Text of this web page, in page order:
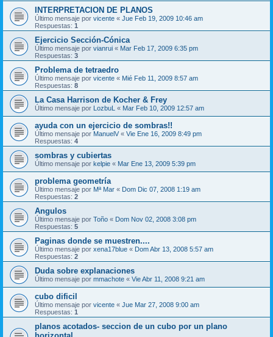
INTERPRETACION DE PLANOS
Último mensaje por vicente « Jue Feb 19, 2009 10:46 am
Respuestas: 1
Ejercicio Sección-Cónica
Último mensaje por vianrui « Mar Feb 17, 2009 6:35 pm
Respuestas: 3
Problema de tetraedro
Último mensaje por vicente « Mié Feb 11, 2009 8:57 am
Respuestas: 8
La Casa Harrison de Kocher & Frey
Último mensaje por LozbuL « Mar Feb 10, 2009 12:57 am
ayuda con un ejercicio de sombras!!
Último mensaje por ManuelV « Vie Ene 16, 2009 8:49 pm
Respuestas: 4
sombras y cubiertas
Último mensaje por kelpie « Mar Ene 13, 2009 5:39 pm
problema geometría
Último mensaje por Mª Mar « Dom Dic 07, 2008 1:19 am
Respuestas: 2
Angulos
Último mensaje por Toño « Dom Nov 02, 2008 3:08 pm
Respuestas: 5
Paginas donde se muestren....
Último mensaje por xena17blue « Dom Abr 13, 2008 5:57 am
Respuestas: 2
Duda sobre explanaciones
Último mensaje por mmachote « Vie Abr 11, 2008 9:21 am
cubo dificil
Último mensaje por vicente « Jue Mar 27, 2008 9:00 am
Respuestas: 1
planos acotados- seccion de un cubo por un plano
horizontal